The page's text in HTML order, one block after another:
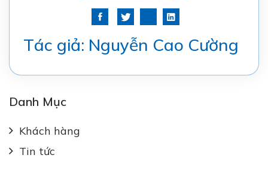
Tác giả: Nguyễn Cao Cường
Danh Mục
Khách hàng
Tin tức